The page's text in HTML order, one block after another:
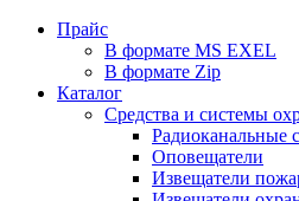
Прайс
В формате MS EXEL
В формате Zip
Каталог
Средства и системы
Радиоканальные
Оповещатели
Извещатели